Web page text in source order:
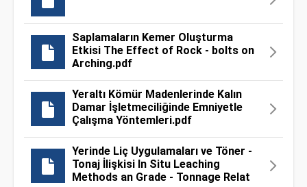
Saplamaların Kemer Oluşturma
Etkisi The Effect of Rock - bolts on
Arching.pdf
Yeraltı Kömür Madenlerinde Kalın
Damar İşletmeciliğinde Emniyetle
Çalışma Yöntemleri.pdf
Yerinde Liç Uygulamaları ve Töner -
Tonaj İlişkisi In Situ Leaching
Methods an Grade - Tonnage Relat